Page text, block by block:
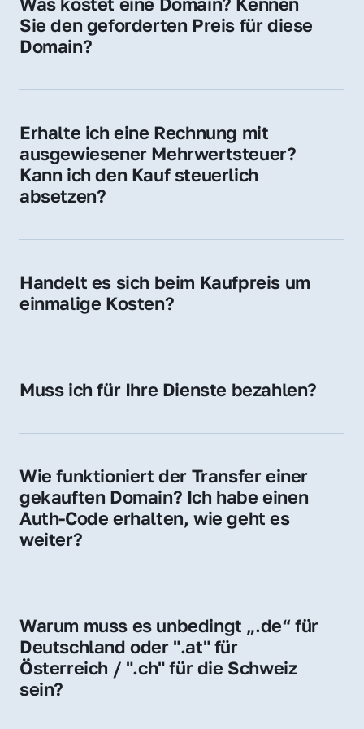
Adressen oder als digitale Investition.
Sie den geforderten Preis für diese
Domain?
Domain liegt ein konkreter Kaufpreis vor –
unverbindliches Angebot.
Erhalte ich eine Rechnung mit
ausgewiesener Mehrwertsteuer?
Kann ich den Kauf steuerlich
absetzen?
Für Unternehmen ist der Kauf in der Regel
Handelt es sich beim Kaufpreis um
einmalige Kosten?
späteren Betrieb der Domain (z. B. beim
Gebühren an. Diese bewegen sich für .de
Muss ich für Ihre Dienste bezahlen?
der Domain – ohne zusätzliche Vermittlungs-
Wie funktioniert der Transfer einer
gekauften Domain? Ich habe einen
Auth-Code erhalten, wie geht es
weiter?
Provider, die Domain zu übernehmen. Gerne
schnellen Prozess.
Warum muss es unbedingt „.de“ für
Deutschland oder ".at" für
Österreich / ".ch" für die Schweiz
sein?